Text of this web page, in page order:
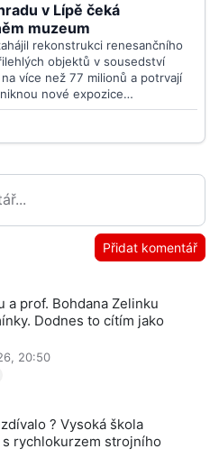
Přidat komentář
a prof. Bohdana Zelinku
Dodnes to cítím jako
20:50
? Vysoká škola
rychlokurzem strojního